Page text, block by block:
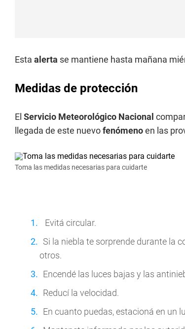
Esta alerta se mantiene hasta mañana
Medidas de protección
El Servicio Meteorológico Nacional
llegada de este nuevofenómenoen las
Toma las medidas necesarias para cuidarte
Evitá circular.
Si la niebla te sorprende durante la
otros.
Encendé las luces bajas y las
Reducí la velocidad.
En cuanto puedas, estacioná en un